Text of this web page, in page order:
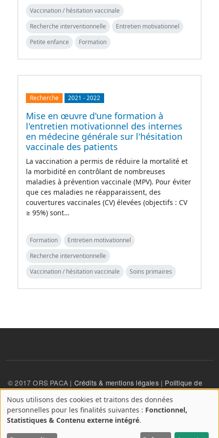
Vaccination / hésitation vaccinale
Recherche interventionnelle
Entretien motivationnel
Petite enfance
Formation
Recherche 2021 -2022
Mise en œuvre d'une formation à
l'entretien motivationnel des internes
en médecine générale sur l'hésitation
vaccinale des patients
La vaccination a permis de réduire la mortalité et
la morbidité en contrôlant de nombreuses
maladies à prévention vaccinale (MPV). Pour éviter
que ces maladies ne réapparaissent, des
couvertures vaccinales (CV) élevées (objectifs : CV
≥ 95%) sont…
Formation
Entretien motivationnel
Recherche interventionnelle
Vaccination / hésitation vaccinale
Soins primaires
© 2017 ORS PACA | Crédits & mentions légales| Politique de
confidentialité
User account menu
Se connecter
A
propos
Nous utilisons des cookies et traitons des données
personnelles pour les finalités suivantes : Fonctionnel,
Statistiques & Contenu externe intégré.